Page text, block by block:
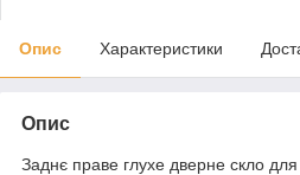
Опис Характеристики
Опис
Заднє праве глухе дверне скло для